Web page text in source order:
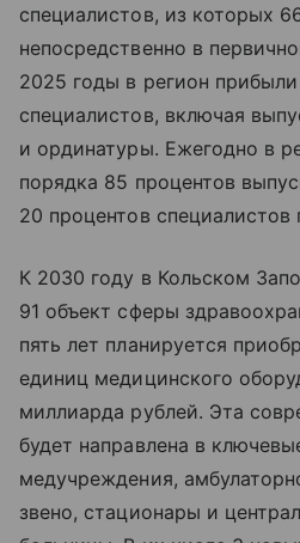
специалистов, из которых
непосредственно в
2025 годы в регион
специалистов, включая
и ординатуры. Ежегодно в
порядка 85 процентов
20 процентов специалистов
К 2030 году в Кольском
91 объект сферы
пять лет планируется
единиц медицинского
миллиарда рублей. Эта
будет направлена в
медучреждения,
звено, стационары и